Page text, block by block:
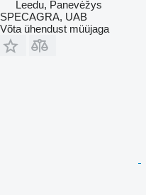
Leedu, Panevėžys
SPECAGRA, UAB
Võta ühendust müüjaga